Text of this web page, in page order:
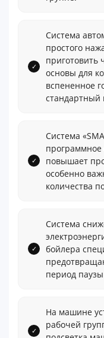
Система
простого
основы для
вспененное
стандартный
Система
программное
повышает
особенно
количества
Система
бойлера
период
На машине
рабочей